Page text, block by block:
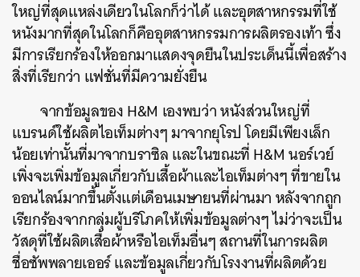
ใหญ่ที่สุดแหล่งเดียวในโลกก็ว่าได้ และอุตสาหกรรมที่ใช้
หนังมากที่สุดในโลกก็คืออุตสาหกรรมการผลิตรองเท้า ซึ่ง
มีการเรียกร้องให้ออกมาแสดงจุดยืนในประเด็นนี้เพื่อสร้าง
สิ่งที่เรียกว่า แฟชั่นที่มีความยั่งยืน
จากข้อมูลของ H&M เองพบว่า หนังส่วนใหญ่ที่
แบรนด์ใช้ผลิตไอเท็มต่างๆ มาจากยุโรป โดยมีเพียงเล็ก
น้อยเท่านั้นที่มาจากบราซิล และในขณะที่ H&M นอร์เวย์
เพิ่งจะเพิ่มข้อมูลเกี่ยวกับเสื้อผ้าและไอเท็มต่างๆ ที่ขายใน
ออนไลน์มากขึ้นตั้งแต่เดือนเมษายนที่ผ่านมา หลังจากถูก
เรียกร้องจากกลุ่มผู้บริโภคให้เพิ่มข้อมูลต่างๆ ไม่ว่าจะเป็น
วัสดุที่ใช้ผลิตเสื้อผ้าหรือไอเท็มอื่นๆ สถานที่ในการผลิต
ชื่อซัพพลายเออร์ และข้อมูลเกี่ยวกับโรงงานที่ผลิตด้วย